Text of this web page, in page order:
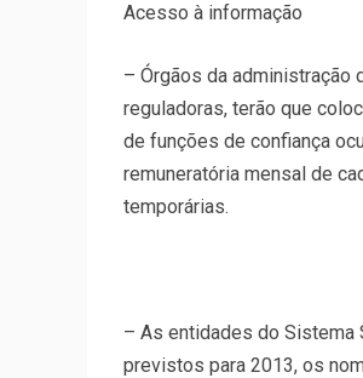
Acesso à informação
– Órgãos da administração
reguladoras, terão que
de funções de confiança
remuneratória mensal de
temporárias.
– As entidades do Sistema
previstos para 2013, os